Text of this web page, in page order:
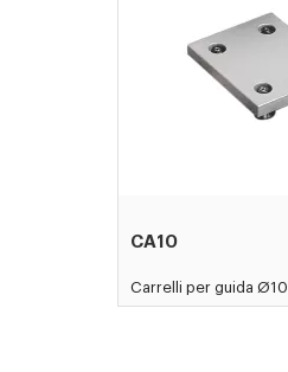
CA10
Carrelli per guida Ø10